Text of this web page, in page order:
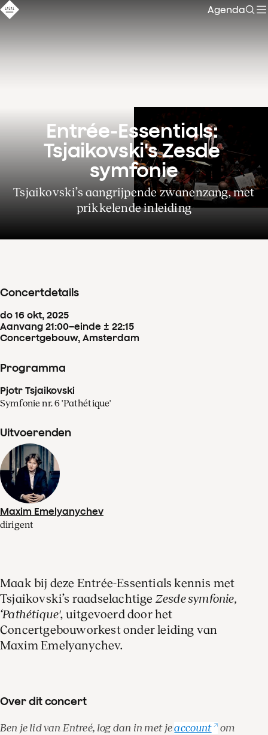
Agenda
Entrée-Essentials:
Tsjaikovski's Zesde
symfonie
Tsjaikovski’s aangrijpende zwanenzang, met
prikkelende inleiding
Concertdetails
do 16 okt, 2025
Aanvang 21:00–einde ± 22:15
Concertgebouw, Amsterdam
Programma
Pjotr Tsjaikovski
Symfonie nr. 6 'Pathétique'
Uitvoerenden
Maxim Emelyanychev
dirigent
Maak bij deze Entrée-Essentials kennis met
Tsjaikovski’s raadselachtige Zesde symfonie,
‘Pathétique', uitgevoerd door het
Concertgebouworkest onder leiding van
Maxim Emelyanychev.
Over dit concert
Ben je lid van Entreé, log dan in met jeaccount
om